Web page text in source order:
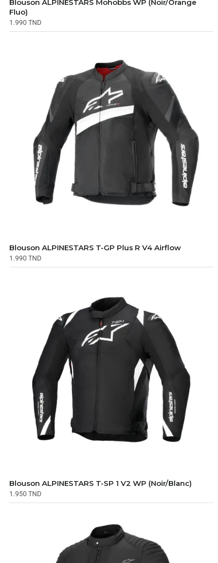
Blouson ALPINESTARS Mohobbs WP (Noir/Orange
Fluo)
1.990 TND
Blouson ALPINESTARS T-GP Plus R V4 Airflow
1.990 TND
Blouson ALPINESTARS T-SP 1 V2 WP (Noir/Blanc)
1.950 TND